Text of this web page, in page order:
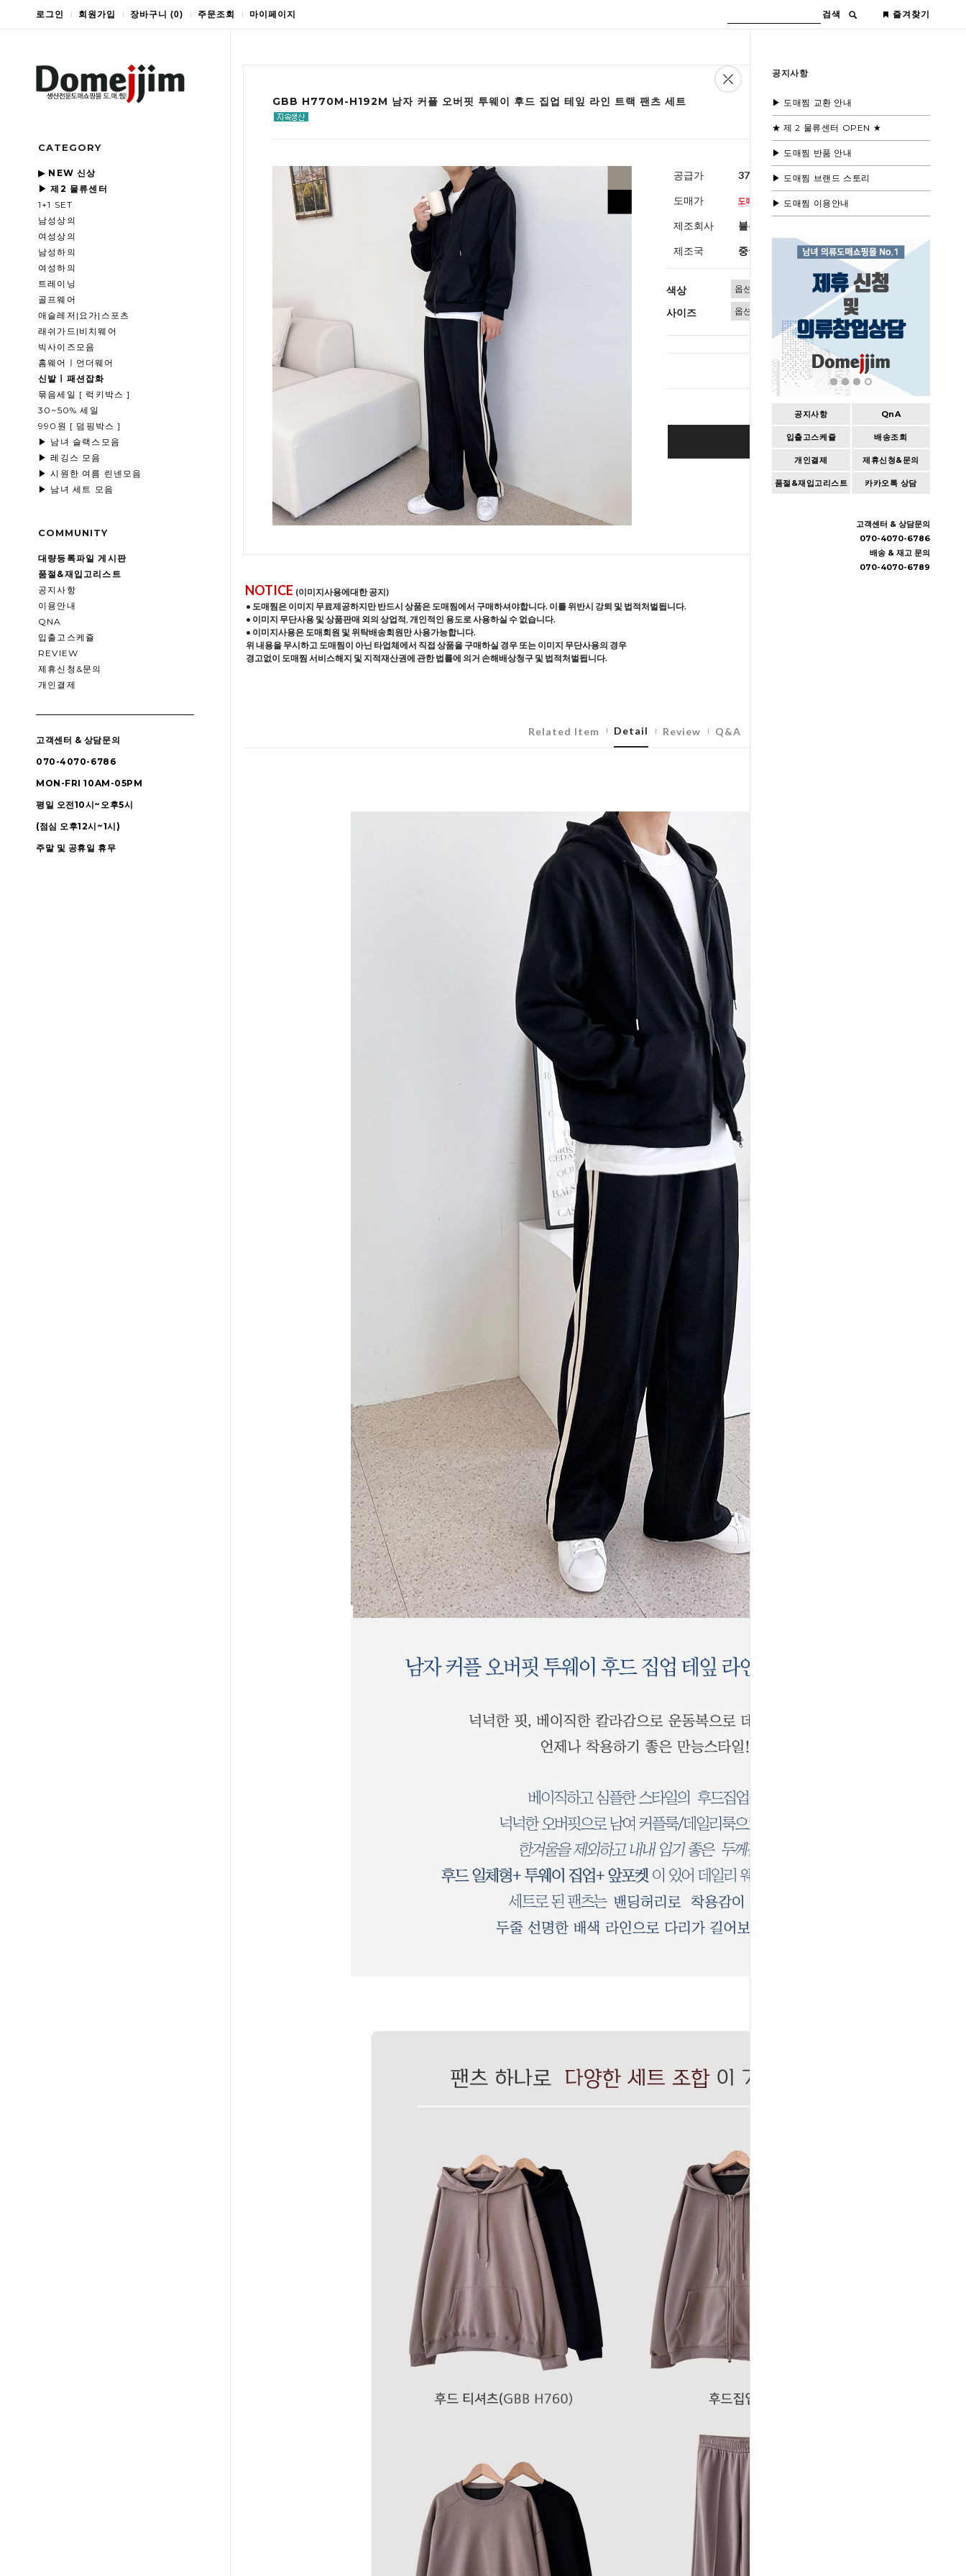
로그인 회원가입 장바구니 (0) 주문조회 마이페이지 검색 즐겨찾기
CATEGORY
▶ NEW 신상
▶ 제2 물류센터
1+1 SET
남성상의
여성상의
남성하의
여성하의
트레이닝
골프웨어
애슬레저|요가|스포츠
래쉬가드|비치웨어
빅사이즈모음
홈웨어ㅣ언더웨어
신발ㅣ패션잡화
묶음세일 [ 럭키박스 ]
30~50% 세일
990원 [ 덤핑박스 ]
▶ 남녀 슬랙스모음
▶ 레깅스 모음
▶ 시원한 여름 린넨모음
▶ 남녀 세트 모음
COMMUNITY
대량등록파일 게시판
품절&재입고리스트
공지사항
이용안내
QNA
입출고스케쥴
REVIEW
제휴신청&문의
개인결제
고객센터 & 상담문의
070-4070-6786
MON-FRI 10AM-05PM
평일 오전10시~오후5시
(점심 오후12시~1시)
주말 및 공휴일 휴무
공지사항
▶ 도매찜 교환 안내
★ 제 2 물류센터 OPEN ★
▶ 도매찜 반품 안내
▶ 도매찜 브랜드 스토리
▶ 도매찜 이용안내
공지사항 QnA
입출고스케쥴 배송조회
개인결제 제휴신청&문의
품절&재입고리스트 카카오톡 상담
고객센터 & 상담문의
070-4070-6786
배송 & 재고 문의
070-4070-6789
GBB H770M-H192M 남자 커플 오버핏 투웨이 후드 집업 테잎 라인 트랙 팬츠 세트
공급가 37,600원(부가세별도)
도매가
제조회사 블루모드제휴사
제조국 중국
색상
사이즈
BUY IT NOW
Cart Wishlist
NOTICE (이미지사용에대한 공지)
• 도매찜은 이미지 무료제공하지만 반드시 상품은 도매찜에서 구매하셔야합니다. 이를 위반시 강퇴 및 법적처벌됩니다.
• 이미지 무단사용 및 상품판매 외의 상업적, 개인적인 용도로 사용하실 수 없습니다.
• 이미지사용은 도매회원 및 위탁배송회원만 사용가능합니다.
위 내용을 무시하고 도매찜이 아닌 타업체에서 직접 상품을 구매하실 경우 또는 이미지 무단사용의 경우
경고없이 도매찜 서비스해지 및 지적재산권에 관한 법률에 의거 손해배상청구 및 법적처벌됩니다.
Related Item Detail Review Q&A